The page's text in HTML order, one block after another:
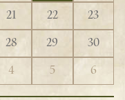
21 22
23
28 29
30
4 5 6